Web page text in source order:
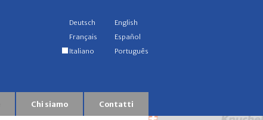
Deutsch
Français
Italiano
English
Español
Português
Chi siamo Contatti